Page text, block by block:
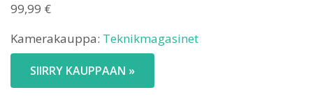
99,99 €
Kamerakauppa: Teknikmagasinet
SIIRRY KAUPPAAN »